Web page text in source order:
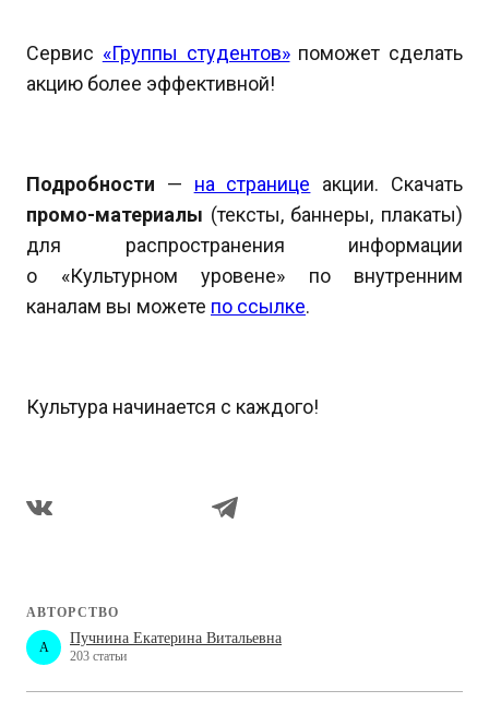
Сервис «Группы студентов»поможет сделать
акцию более эффективной!
Подробности — на странице акции. Скачать
промо-материалы (тексты, баннеры, плакаты)
для распространения информации
о «Культурном уровене» по внутренним
каналам вы можете по ссылке.
Культура начинается с каждого!
АВТОРСТВО
A
Пучнина Екатерина Витальевна
203 статьи